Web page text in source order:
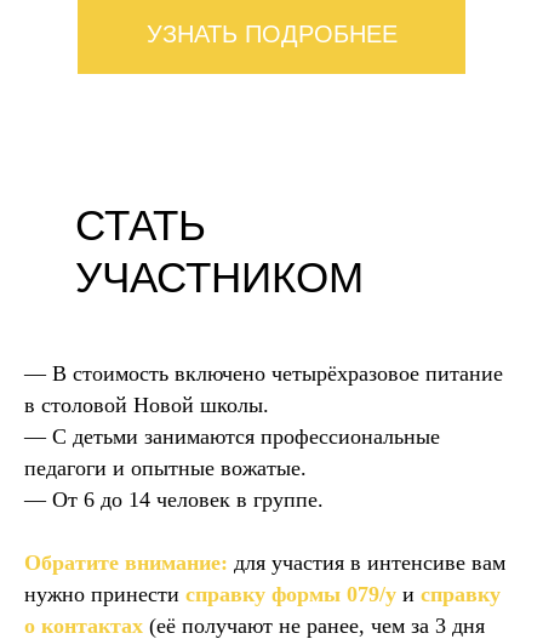
УЗНАТЬ ПОДРОБНЕЕ
СТАТЬ
УЧАСТНИКОМ
— В стоимость включено четырёхразовое питание
в столовой Новой школы.
— С детьми занимаются профессиональные
педагоги и опытные вожатые.
— От 6 до 14 человек в группе.
Обратите внимание: для участия в интенсиве вам
нужно принести справку формы 079/у и справку
о контактах (её получают не ранее, чем за 3 дня